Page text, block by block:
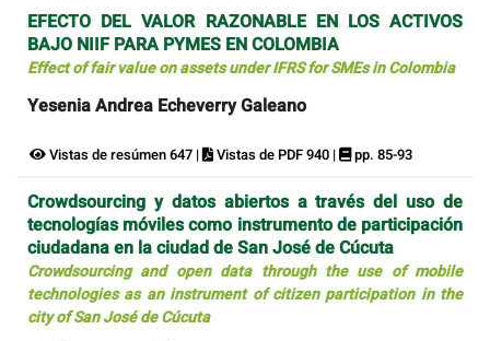
EFECTO DEL VALOR RAZONABLE EN LOS ACTIVOS
BAJO NIIF PARA PYMES EN COLOMBIA
Effect of fair value on assets under IFRS for SMEs in Colombia
Yesenia Andrea Echeverry Galeano
Vistas de resúmen 647 | Vistas de PDF 940 | pp. 85-93
Crowdsourcing y datos abiertos a través del uso de
tecnologías móviles como instrumento de participación
ciudadana en la ciudad de San José de Cúcuta
Crowdsourcing and open data through the use of mobile
technologies as an instrument of citizen participation in the
city of San José de Cúcuta